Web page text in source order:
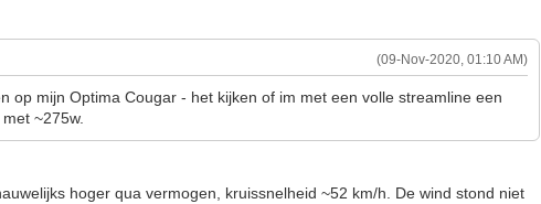
(09-Nov-2020, 01:10 AM)
op mijn Optima Cougar - het kijken of im met een volle streamline een
~275w.
hoger qua vermogen, kruissnelheid ~52 km/h. De wind stond niet